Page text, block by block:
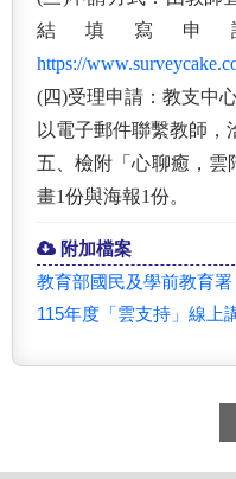
結填 寫申
https://
(四)受理申請：教支中
以電子郵件聯繫教師，
五、檢附「心聊癒，雲
畫1份與海報1份。
附加檔案
教育部國民及學前教育
115年度「雲支持」線上